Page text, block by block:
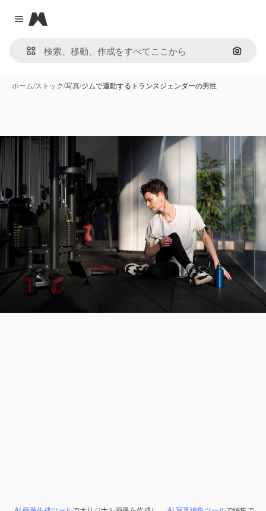
Close menu
Magnific
画像で
ホーム/ストック/写真/ジムで運動するトランスジェンダーの男性